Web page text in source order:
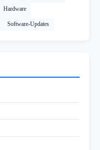
Hardware
Software-Updates